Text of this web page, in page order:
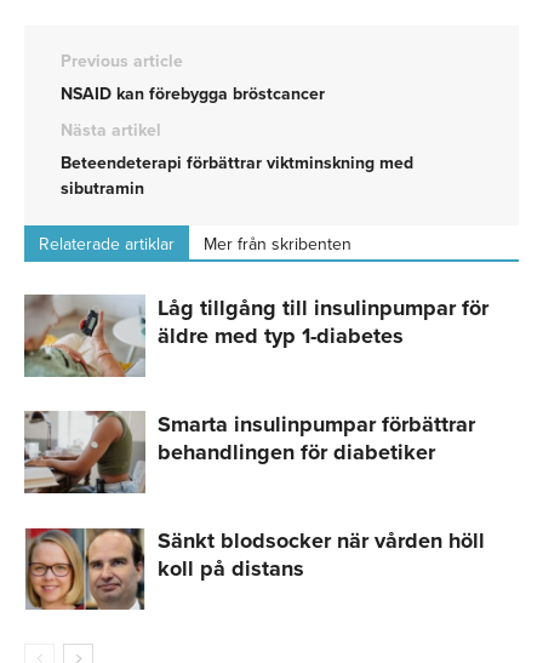
Previous article
NSAID kan förebygga bröstcancer
Nästa artikel
Beteendeterapi förbättrar viktminskning med
sibutramin
Relaterade artiklar Mer från skribenten
Låg tillgång till insulinpumpar för
äldre med typ 1-diabetes
Smarta insulinpumpar förbättrar
behandlingen för diabetiker
Sänkt blodsocker när vården höll
koll på distans